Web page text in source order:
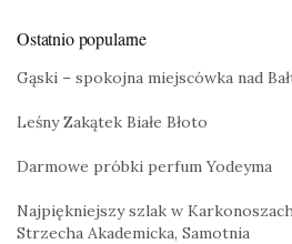
Ostatnio popularne
Gąski – spokojna miejscówka nad
Leśny Zakątek Białe Błoto
Darmowe próbki perfum Yodeyma
Najpiękniejszy szlak w
Strzecha Akademicka, Samotnia